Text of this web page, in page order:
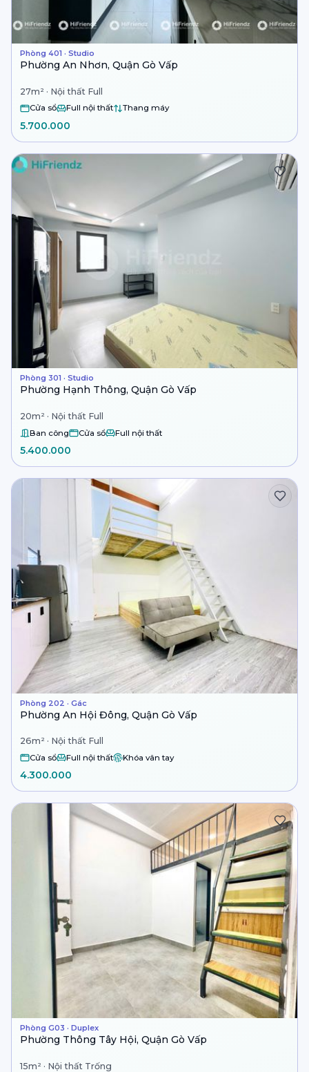
Phòng 401 · Studio
Phường An Nhơn, Quận Gò Vấp
27m² · Nội thất Full
Cửa sổ Full nội thất Thang máy
5.700.000
Phòng 301 · Studio
Phường Hạnh Thông, Quận Gò Vấp
20m² · Nội thất Full
Ban công Cửa sổ Full nội thất
5.400.000
Phòng 202 · Gác
Phường An Hội Đông, Quận Gò Vấp
26m² · Nội thất Full
Cửa sổ Full nội thất Khóa vân tay
4.300.000
Phòng G03 · Duplex
Phường Thông Tây Hội, Quận Gò Vấp
15m² · Nội thất Trống